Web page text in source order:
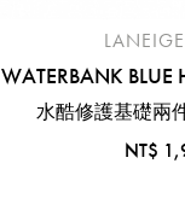
WATERBANK BLUE
水酷修護基礎兩
NT$